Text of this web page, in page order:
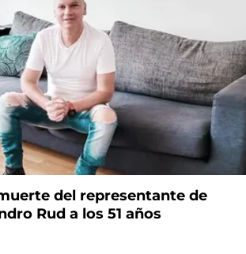
del representante de
Rud a los 51 años